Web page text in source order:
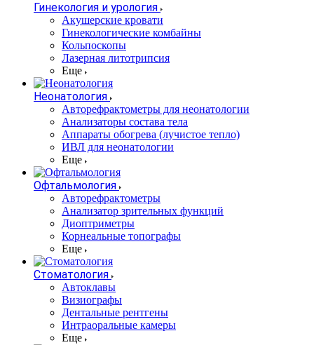
Гинекология и урология
Акушерские кровати
Гинекологические комбайны
Кольпоскопы
Лазерная литотрипсия
Еще
Неонатология
Авторефрактометры для неонатологии
Анализаторы состава тела
Аппараты обогрева (лучистое тепло)
ИВЛ для неонатологии
Еще
Офтальмология
Авторефрактометры
Анализатор зрительных функций
Диоптриметры
Корнеальные топографы
Еще
Стоматология
Автоклавы
Визиографы
Дентальные рентгены
Интраоральные камеры
Еще